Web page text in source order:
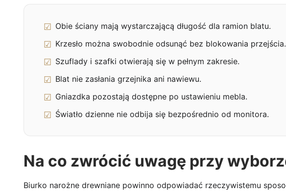
Obie ściany mają wystarczającą długość dla ramion blatu.
Krzesło można swobodnie odsunąć bez blokowania przejścia.
Szuflady i szafki otwierają się w pełnym zakresie.
Blat nie zasłania grzejnika ani nawiewu.
Gniazdka pozostają dostępne po ustawieniu mebla.
Światło dzienne nie odbija się bezpośrednio od monitora.
Na co zwrócić uwagę przy
Biurko narożne drewniane powinno odpowiadać rzeczywistemu